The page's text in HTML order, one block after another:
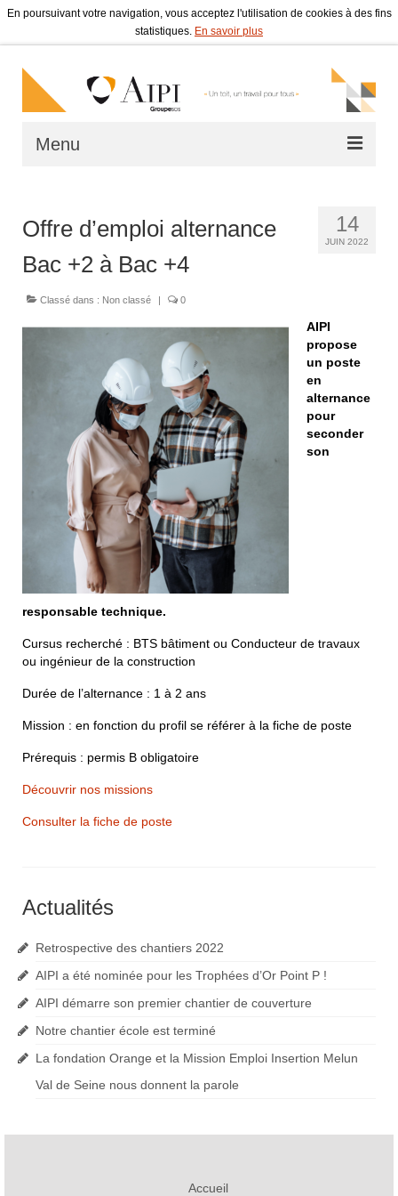
En poursuivant votre navigation, vous acceptez l'utilisation de cookies à des fins
statistiques. En savoir plus
Menu
Qui sommes-nous ?
Bail à réhabilitation
Chantier d’insertion en bâtiment
Lutte contre l’habitat indigne
Actualités
Contactez-nous
14
JUIN 2022
Offre d’emploi alternance
Bac +2 à Bac +4
Classé dans : Non classé | 0
AIPI
propose
un poste
en
alternance
pour
seconder
son
responsable technique.
Cursus recherché : BTS bâtiment ou Conducteur de travaux
ou ingénieur de la construction
Durée de l’alternance : 1 à 2 ans
Mission : en fonction du profil se référer à la fiche de poste
Prérequis : permis B obligatoire
Découvrir nos missions
Consulter la fiche de poste
Actualités
Retrospective des chantiers 2022
AIPI a été nominée pour les Trophées d’Or Point P !
AIPI démarre son premier chantier de couverture
Notre chantier école est terminé
La fondation Orange et la Mission Emploi Insertion Melun
Val de Seine nous donnent la parole
Accueil